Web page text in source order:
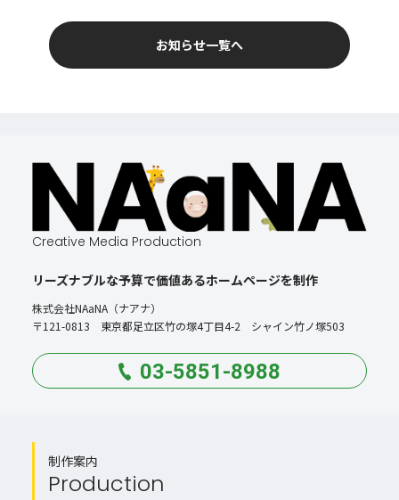
お知らせ一覧へ
Creative Media Production
リーズナブルな予算で価値あるホームページを制作
株式会社NAaNA（ナアナ）
〒121-0813 東京都足立区竹の塚4丁目4-2 シャイン竹ノ塚503
03-5851-8988
制作案内
Production